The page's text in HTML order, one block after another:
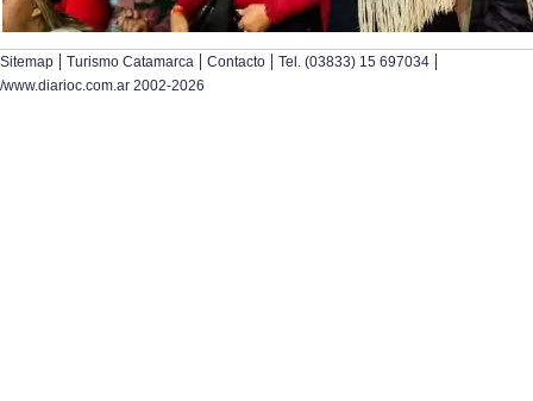
Sitemap | Turismo Catamarca | Contacto | Tel. (03833) 15 697034 |
/www.diarioc.com.ar 2002-2026